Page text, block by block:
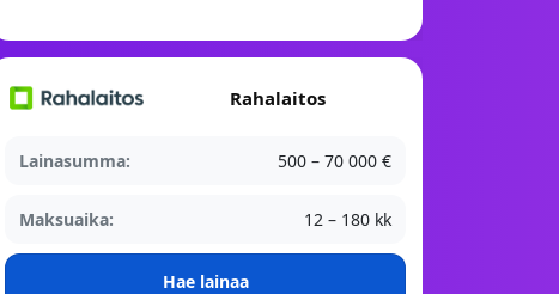
Rahalaitos
Lainasumma: 500 – 70 000 €
Maksuaika: 12 – 180 kk
Hae lainaa